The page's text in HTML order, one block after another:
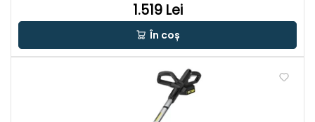
1.519 Lei
În coș